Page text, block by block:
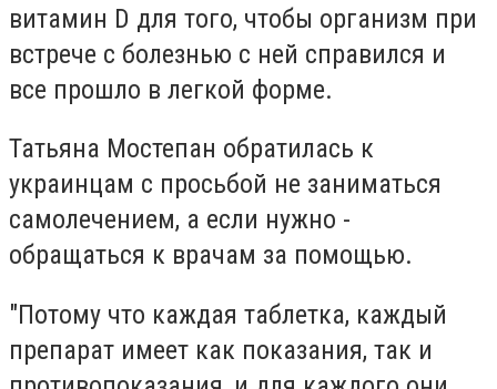
витамин D для того, чтобы организм при
встрече с болезнью с ней справился и
все прошло в легкой форме.
Татьяна Мостепан обратилась к
украинцам с просьбой не заниматься
самолечением, а если нужно -
обращаться к врачам за помощью.
"Потому что каждая таблетка, каждый
препарат имеет как показания, так и